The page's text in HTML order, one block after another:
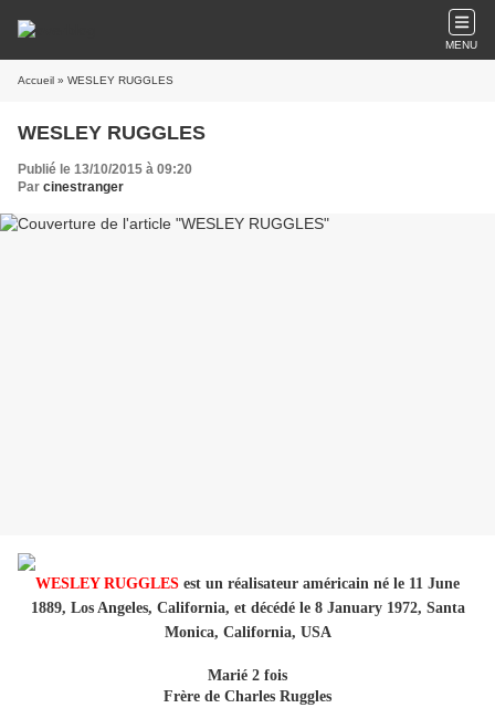
MENU
Accueil » WESLEY RUGGLES
WESLEY RUGGLES
Publié le 13/10/2015 à 09:20
Par cinestranger
WESLEY RUGGLES est un réalisateur américain né le 11 June
1889, Los Angeles, California, et décédé le 8 January 1972, Santa
Monica, California, USA
Marié 2 fois
Frère de Charles Ruggles